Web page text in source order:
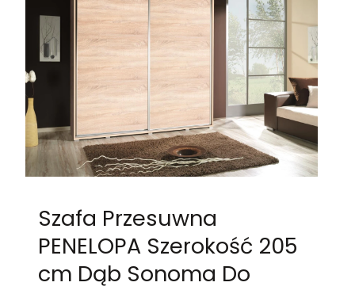
Szafa Przesuwna
PENELOPA Szerokość 205
cm Dąb Sonoma Do